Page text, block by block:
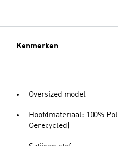
Kenmerken
Oversized model
Hoofdmateriaal: 100%
Gerecycled)